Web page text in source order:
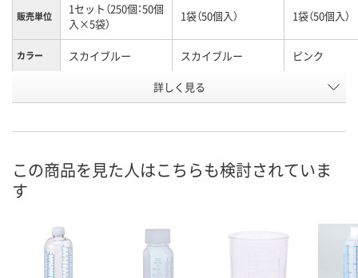
販売単位
1セット（250個：50個
入×5袋）
1袋（50個入） 1袋（50個入）
カラー スカイブルー スカイブルー ピンク
8263634 8263652
現在ご注文いただけ
現在ご注文いただけ
現在ご注文い
詳しく見る
この商品を見た人はこちらも検討されていま
す